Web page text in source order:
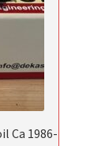
Ca 1986-